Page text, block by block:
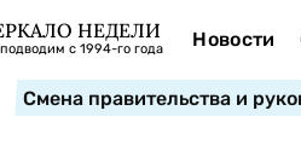
НЕДЕЛИ
с 1994-го года Новости
Смена правительства и